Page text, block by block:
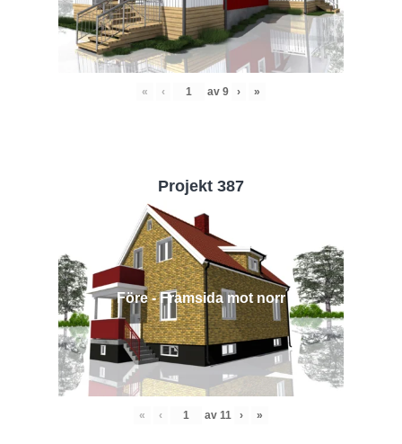
« ‹ av 9 › »
Projekt 387
Före - Framsida mot norr
« ‹ av 11 › »